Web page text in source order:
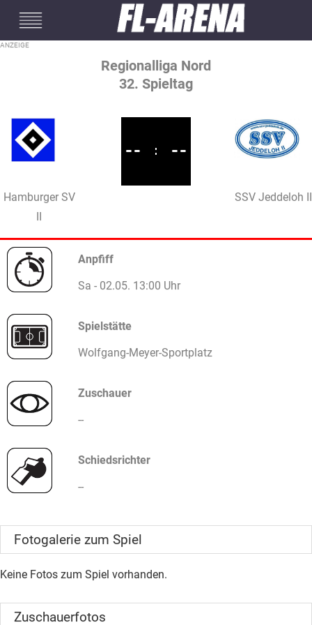
Regionalliga Nord
32. Spieltag
Hamburger SV
II
-- : --
SSV Jeddeloh II
Anpfiff
Sa - 02.05. 13:00 Uhr
Spielstätte
Wolfgang-Meyer-Sportplatz
Zuschauer
--
Schiedsrichter
--
Fotogalerie zum Spiel
Keine Fotos zum Spiel vorhanden.
Zuschauerfotos